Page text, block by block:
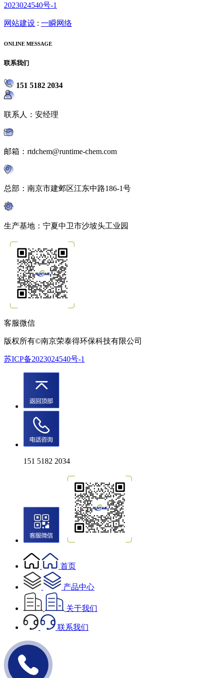
2023024540号-1
网站建设 : 一瞬网络
ONLINE MESSAGE
联系我们
151 5182 2034
联系人：安经理
邮箱：rtdchem@runtime-chem.com
总部：南京市建邺区江东中路186-1号
生产基地：宁夏中卫市沙坡头工业园
客服微信
版权所有©南京荣泰得环保科技有限公司
苏ICP备2023024540号-1
151 5182 2034
首页
产品中心
关于我们
联系我们